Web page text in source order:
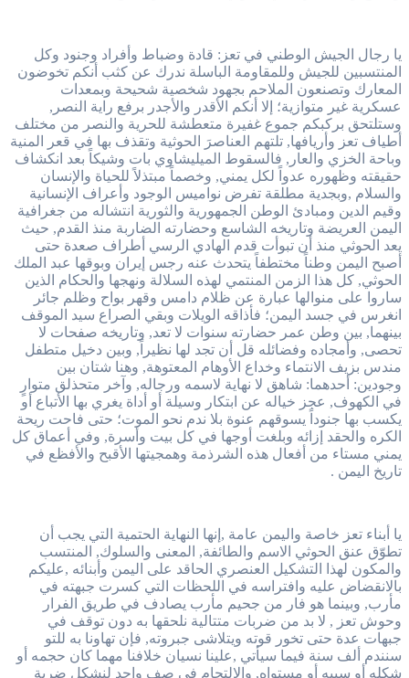
يا رجال الجيش الوطني في تعز: قادة وضباط وأفراد وجنود وكل
المنتسبين للجيش وللمقاومة الباسلة ندرك عن كثب أنكم تخوضون
المعارك وتصنعون الملاحم بجهود شخصية شحيحة وبمعدات
عسكرية غير متوازية؛ إلا أنكم الأقدر والأجدر برفع راية النصر,
وستلتحق بركبكم جموع غفيرة متعطشة للحرية والنصر من مختلف
أطياف تعز وأريافها, تلتهم العناصرَ الحوثية وتقذف بها في قعر المنية
وباحة الخزي والعار, فالسقوط الميليشاوي بات وشيكاً بعد انكشاف
حقيقته وظهوره عدواً لكل يمني, وخصماً مبتذلاً للحياة والإنسان
والسلام ,وبجدية مطلقة تفرض نواميس الوجود وأعراف الإنسانية
وقيم الدين ومبادئ الوطن الجمهورية والثورية انتشاله من جغرافية
اليمن العريضة وتاريخه الشاسع وحضارته الضاربة منذ القدم, حيث
يعد الحوثي منذ أن تبوأت قدم الهادي الرسي أطراف صعدة حتى
أصبح اليمن وطناً مختطفاً يتحدث عنه رجس إيران وبوقها عبد الملك
الحوثي, كل هذا الزمن المنتمي لهذه السلالة ونهجها والحكام الذين
ساروا على منوالها عبارة عن ظلام دامس وقهر بواح وظلم جائر
انغرس في جسد اليمن؛ فأذاقه الويلات وبقي الصراع سيد الموقف
بينهما, بين وطن عمر حضارته سنوات لا تعد, وتاريخه صفحات لا
تحصى, وأمجاده وفضائله قل أن تجد لها نظيراً, وبين دخيل متطفل
مندس بزيف الانتماء وخداع الأوهام المعتوهة, وهنا شتان بين
وجودين: أحدهما: شاهق لا نهاية لاسمه ورجاله, وآخر متحذلق متوارٍ
في الكهوف, عجز خياله عن ابتكار وسيلة أو أداة يغري بها الأتباع أو
يكسب بها جنوداً يسوقهم عنوة بلا ندم نحو الموت؛ حتى فاحت ريحة
الكره والحقد إزائه وبلغت أوجها في كل بيت وأسرة, وفي أعماق كل
يمني مستاء من أفعال هذه الشرذمة وهمجيتها الأقبح والأفظع في
تاريخ اليمن .
يا أبناء تعز خاصة واليمن عامة ,إنها النهاية الحتمية التي يجب أن
تطوّق عنق الحوثي الاسم والطائفة, المعنى والسلوك, المنتسب
والمكون لهذا التشكيل العنصري الحاقد على اليمن وأبنائه ,عليكم
بالانقضاض عليه وافتراسه في اللحظات التي كسرت جبهته في
مأرب, وبينما هو فار من جحيم مأرب يصادف في طريق الفرار
وحوش تعز , لا بد من ضربات متتالية نلحقها به دون توقف في
جبهات عدة حتى تخور قوته ويتلاشى جبروته, فإن تهاونا به للتو
سنندم ألف سنة فيما سيأتي ,علينا نسيان خلافنا مهما كان حجمه أو
شكله أو سببه أو مستواه, والالتحام في صف واحد لنشكل ضربة